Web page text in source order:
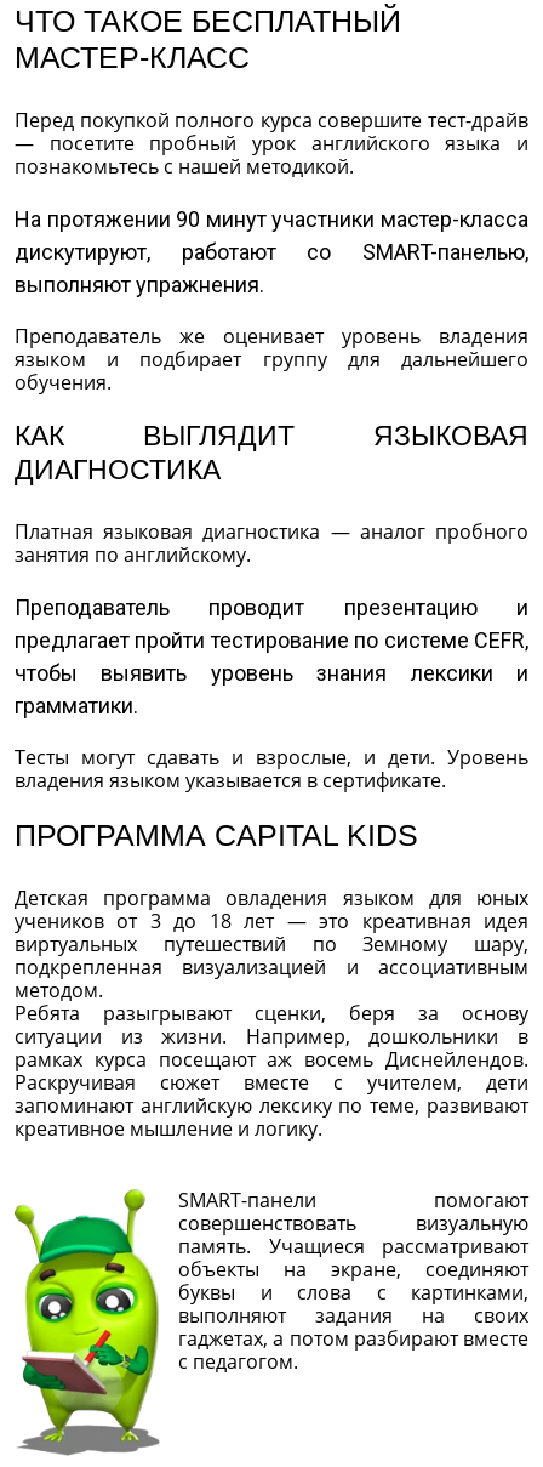
ЧТО ТАКОЕ БЕСПЛАТНЫЙ
МАСТЕР-КЛАСС
Перед покупкой полного курса совершите тест-драйв
— посетите пробный урок английского языка и
познакомьтесь с нашей методикой.
На протяжении 90 минут участники мастер-класса
дискутируют, работают со SMART-панелью,
выполняют упражнения.
Преподаватель же оценивает уровень владения
языком и подбирает группу для дальнейшего
обучения.
КАК ВЫГЛЯДИТ ЯЗЫКОВАЯ
ДИАГНОСТИКА
Платная языковая диагностика — аналог пробного
занятия по английскому.
Преподаватель проводит презентацию и
предлагает пройти тестирование по системе CEFR,
чтобы выявить уровень знания лексики и
грамматики.
Тесты могут сдавать и взрослые, и дети. Уровень
владения языком указывается в сертификате.
ПРОГРАММА CAPITAL KIDS
Детская программа овладения языком для юных
учеников от 3 до 18 лет — это креативная идея
виртуальных путешествий по Земному шару,
подкрепленная визуализацией и ассоциативным
методом.
Ребята разыгрывают сценки, беря за основу
ситуации из жизни. Например, дошкольники в
рамках курса посещают аж восемь Диснейлендов.
Раскручивая сюжет вместе с учителем, дети
запоминают английскую лексику по теме, развивают
креативное мышление и логику.
SMART-панели помогают
совершенствовать визуальную
память. Учащиеся рассматривают
объекты на экране, соединяют
буквы и слова с картинками,
выполняют задания на своих
гаджетах, а потом разбирают вместе
с педагогом.